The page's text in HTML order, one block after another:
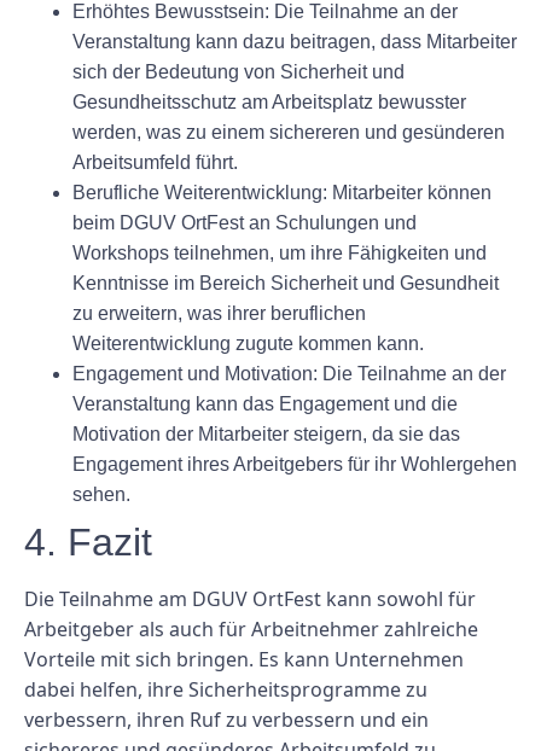
Erhöhtes Bewusstsein: Die Teilnahme an der
Veranstaltung kann dazu beitragen, dass Mitarbeiter
sich der Bedeutung von Sicherheit und
Gesundheitsschutz am Arbeitsplatz bewusster
werden, was zu einem sichereren und gesünderen
Arbeitsumfeld führt.
Berufliche Weiterentwicklung: Mitarbeiter können
beim DGUV OrtFest an Schulungen und
Workshops teilnehmen, um ihre Fähigkeiten und
Kenntnisse im Bereich Sicherheit und Gesundheit
zu erweitern, was ihrer beruflichen
Weiterentwicklung zugute kommen kann.
Engagement und Motivation: Die Teilnahme an der
Veranstaltung kann das Engagement und die
Motivation der Mitarbeiter steigern, da sie das
Engagement ihres Arbeitgebers für ihr Wohlergehen
sehen.
4. Fazit
Die Teilnahme am DGUV OrtFest kann sowohl für
Arbeitgeber als auch für Arbeitnehmer zahlreiche
Vorteile mit sich bringen. Es kann Unternehmen
dabei helfen, ihre Sicherheitsprogramme zu
verbessern, ihren Ruf zu verbessern und ein